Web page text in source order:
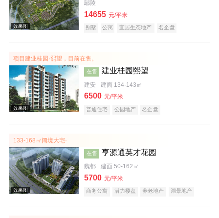
效果图
效果图
鄢陵
14655 元/平米
别墅 公寓 宜居生态地产 名企盘
项目建业桂园·熙望，目前在售。
在售 建业桂园熙望
建安 建面 134-143㎡
6500 元/平米
普通住宅 公园地产 名企盘
133-168㎡阔境大宅·
在售 亨源通英才花园
魏都 建面 50-162㎡
5700 元/平米
商务公寓 潜力楼盘 养老地产
湖景地产